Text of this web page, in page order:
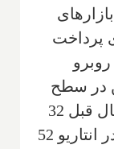
پرداخت
در سطح
ملی در سه‌ماهه اول نسبت به سال قبل 32
درصد افزایش یافته که این رقم در انتاریو 52